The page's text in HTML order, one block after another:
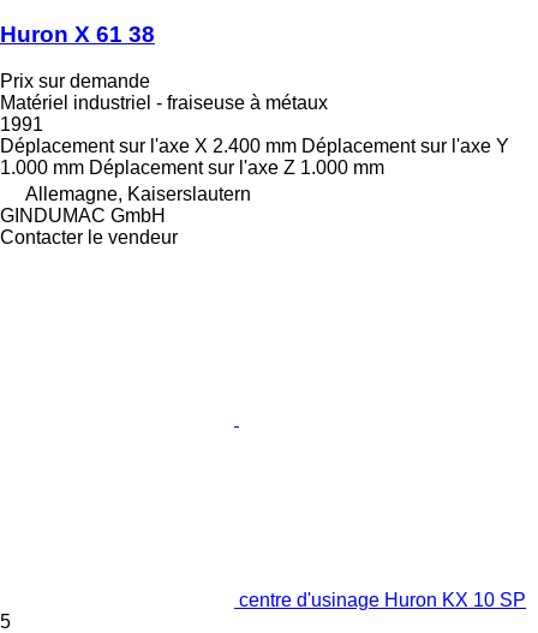
Huron X 61 38
Prix sur demande
Matériel industriel - fraiseuse à métaux
1991
Déplacement sur l'axe X 2.400 mm Déplacement sur l'axe Y
1.000 mm Déplacement sur l'axe Z 1.000 mm
Allemagne, Kaiserslautern
GINDUMAC GmbH
Contacter le vendeur
centre d'usinage Huron KX 10 SP
5